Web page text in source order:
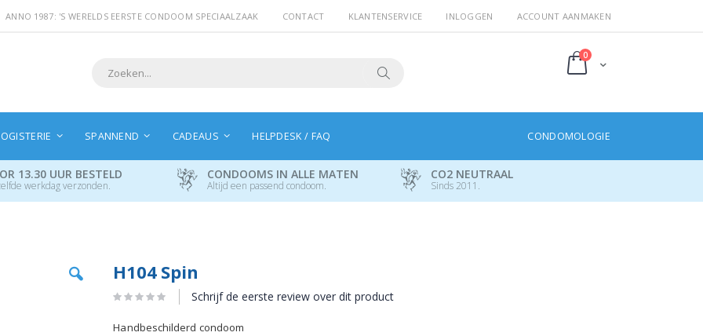
ANNO 1987: 'S WERELDS EERSTE CONDOOM SPECIAALZAAK CONTACT KLANTENSERVICE INLOGGEN ACCOUNT AANMAKEN
Cart
0producten
SPANNEND CADEAUS HELPDESK / FAQ CONDOMOLOGIE
13.30 UUR BESTELD
werkdag verzonden.
CONDOOMS IN ALLE MATEN
Altijd een passend condoom.
CO2 NEUTRAAL
Sinds 2011.
naar
begin
H104 Spin
Schrijf de eerste review over dit product
Handbeschilderd condoom